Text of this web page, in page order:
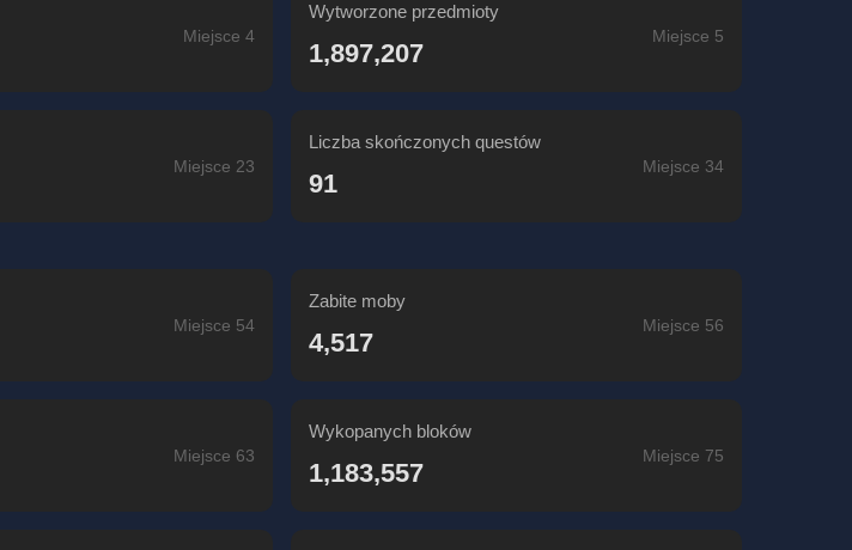
Miejsce 4
Wytworzone przedmioty
1,897,207
Miejsce 5
Miejsce 23
Liczba skończonych questów
91
Miejsce 34
Miejsce 54
Zabite moby
4,517
Miejsce 56
Miejsce 63
Wykopanych bloków
1,183,557
Miejsce 75